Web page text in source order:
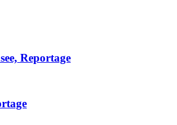
Reportage